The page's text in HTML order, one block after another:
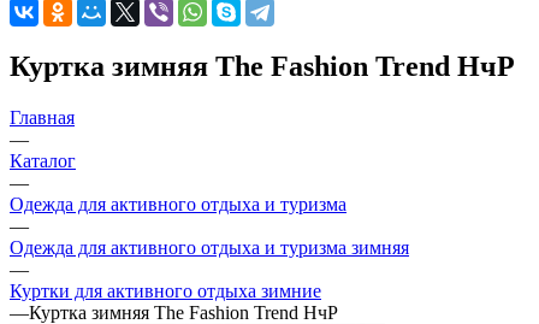
Куртка зимняя The Fashion Trend НчР
Главная
—
Каталог
—
Одежда для активного отдыха и туризма
—
Одежда для активного отдыха и туризма зимняя
—
Куртки для активного отдыха зимние
—Куртка зимняя The Fashion Trend НчР